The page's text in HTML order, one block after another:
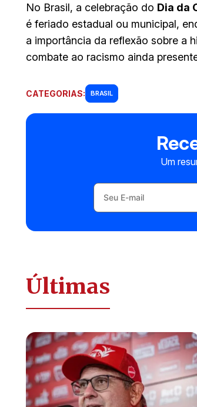
No Brasil, a celebração do Dia da
é feriado estadual ou municipal,
a importância da reflexão sobre a
combate ao racismo ainda
CATEGORIAS: BRASIL
Um
Últimas